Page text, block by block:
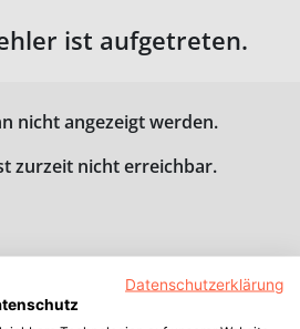
ist aufgetreten.
nicht angezeigt werden.
zurzeit nicht erreichbar.
Datenschutzerklärung